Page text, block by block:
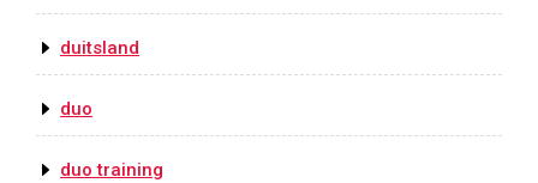
duitsland
duo
duo training